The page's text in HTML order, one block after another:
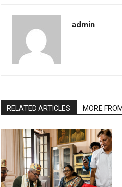
admin
RELATED ARTICLES MORE